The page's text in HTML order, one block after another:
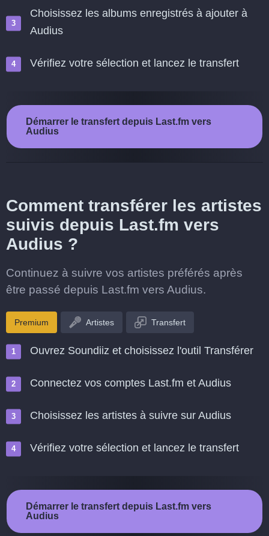
Choisissez les albums enregistrés à ajouter à
Audius
Vérifiez votre sélection et lancez le transfert
Démarrer le transfert depuis Last.fm vers
Audius
Comment transférer les artistes
suivis depuis Last.fm vers
Audius ?
Continuez à suivre vos artistes préférés après
être passé depuis Last.fm vers Audius.
Premium Artistes Transfert
Ouvrez Soundiiz et choisissez l'outil Transférer
Connectez vos comptes Last.fm et Audius
Choisissez les artistes à suivre sur Audius
Vérifiez votre sélection et lancez le transfert
Démarrer le transfert depuis Last.fm vers
Audius